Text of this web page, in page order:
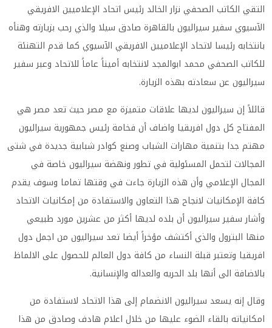
التقي الكاتب الصحفي نزار الخالد رئيس اتحاد الإعلاميين الافريقي
الآسيوي سفير سيراليون بالقاهرة صادق سيلا والذي رحب بزيارته وهنأه
بانتخابه رئيسا لاتحاد الإعلاميين الافريقي الآسيوي كما قدم التهنئة
للكاتب الصحفي محمد ابوالمجد لانتخابه أميناً عاماً للاتحاد وعبر سفير
سيراليون عن سعادته بهذه الزيارة.
قائلاً إن سيراليون لديها علاقات متميزة مع مصر حيث تعد مصر هي
المفتاح كل دول افريقيا واضاف أن فخامة رئيس جمهورية سيراليون
مهتم جدا بتنمية مهارات الشباب وصنع كوادر شبابية جديدة في شتى
المجالات لتحمل المسئولية في تطور ونهضة سيراليون خاصة في
المجال الإعلامي وأن هذه الزيارة جاءت في وقتها تماما وسوف يقدم
كافة الإمكانيات لانجاح هذا التعاون والاستفادة من إمكانيات الاتحاد
وأشار سفير سيراليون أن بلده لديها أكثر من عشرين مورد طبيعي
منها البترول والذي أكتشف مؤخراً أيضا تعد سيراليون من اجمل دول
افريقيا وتعتبر قبلة النساء من كافة دول العالم للحصول على الالماظ
بالاضافة الى أنها بلد الحريه والعداله والإنسانية.
وقال إنه يسعد سيراليون الانضمام إلى هذا الاتحاد لاستفادة من
امكانياته بالقاء الضوء عليها من خلال اعلام هادف وصادق من هذا